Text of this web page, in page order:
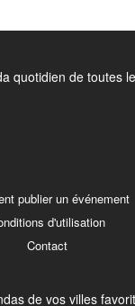
quotidien de toutes
publier un événement
d'utilisation
Contact
de vos villes